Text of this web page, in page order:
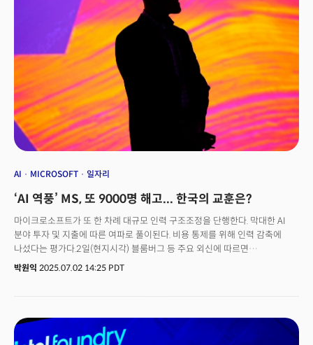
미국을 AI 분야에서 확고부동한 글로벌 기술 지배자로 만들겠다는 강력한
목표를 담고 있다. 바이든 행정부의 AI 정책 기조를 완전히 뒤집고, 규제
완화와 혁신 가속화에 초점을 맞춤으로써 글로벌 AI 산업의 지형에 막대한
파급 효과를 미칠 것으로 예상된다. 이번 액션 플랜은 트럼프 대통령 취임
직후인 2025년 1월 23일 서명한 행정명령 14179호 ‘미국 AI 리더십 장벽
제거(Removing Barriers to American Leadership in Artificial
Intelligence)’에 따라 180일 이내 제출된 결과물이다.트럼프 대통령은 취임
첫날 바이든 전 대통령의 AI 행정명령 14110호 ‘안전하고 신뢰할 수 있는
인공지능 개발 및 사용(Safe, Secure, and Trustworthy Development and
Use of Artificial Intelligence)’을 공식적으로 폐기하며 AI가 초래할 위험
감소보다는 산업 혁신 촉진과 경쟁력 강화에 중점을 두겠다는 입장을 명확히
기술적 지배력을 확보하는 것을 국가 안보의 필수 요소로 간주하는 정책
AI 산업의 투자, 기술 개발, 인재 흐름, 국제 협력 및 규제 환경에 광범위한
영향을 미칠 것이란 게 업계 관계자들의 분석이다.👉관련 기사: AI 제국주의의
부상: 컴퓨팅 파워가 그리는 새로운 세계 질서
AI MICROSOFT 일자리
‘AI 역풍’ MS, 또 9000명 해고... 한국의 교훈은?
마이크로소프트가 또 한 차례 대규모 인력 구조조정을 단행한다. 막대한 AI
분야 투자 및 지출에 따른 여파로 풀이된다. 비용 통제를 위해 인력 감축에
나섰다는 평가다.2일(현지시각) 블룸버그 등 주요 외신에 따르면
마이크로소프트는 회사 전체 인력의 약 4%에 해당하는 9000여 명에 대한
“우리는 역동적인 시장에서 회사와 팀이 성공하기 위해 필요한 조직 변화를
지속적으로 시행하고 있다”고 했다.
박원익 2025.07.02 14:25 PDT